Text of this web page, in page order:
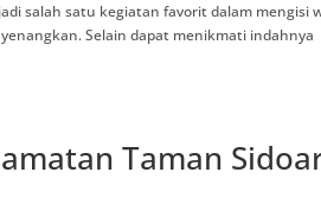
salah satu kegiatan favorit dalam mengisi
Selain dapat menikmati indahnya
Taman